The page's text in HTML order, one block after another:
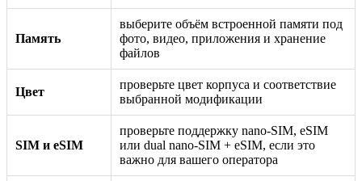
Память
выберите объём встроенной памяти под
фото, видео, приложения и хранение
файлов
Цвет
проверьте цвет корпуса и соответствие
выбранной модификации
SIM и eSIM
проверьте поддержку nano-SIM, eSIM
или dual nano-SIM + eSIM, если это
важно для вашего оператора